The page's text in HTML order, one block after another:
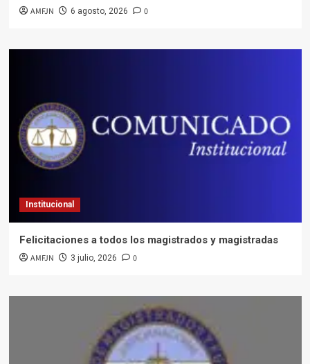
AMFJN 6 agosto, 2026 0
Institucional
Felicitaciones a todos los magistrados y magistradas
AMFJN 3 julio, 2026 0